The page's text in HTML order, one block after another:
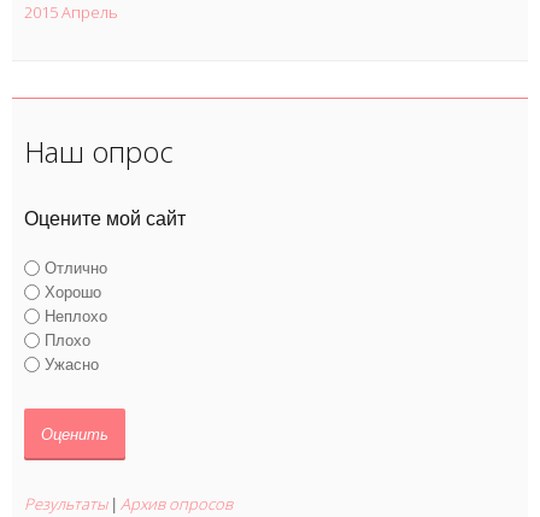
2015 Апрель
Наш опрос
Оцените мой сайт
Отлично
Хорошо
Неплохо
Плохо
Ужасно
Результаты| Архив опросов